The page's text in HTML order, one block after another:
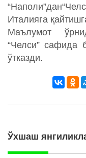
Италияга
Маълумот
“Челси” сафида
ўтказди.
Ўхшаш